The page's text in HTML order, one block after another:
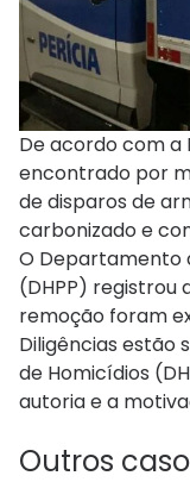
De acordo com a
encontrado por
de disparos de
carbonizado e
O Departamento
(DHPP) registrou
remoção foram
Diligências estão
de Homicídios
autoria e a
Outros